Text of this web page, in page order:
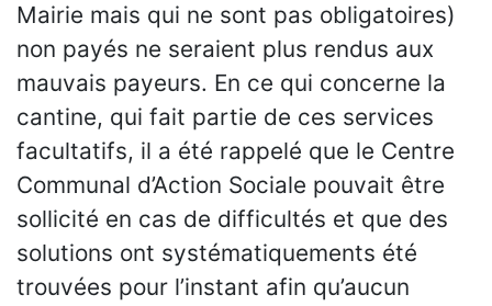
Mairie mais qui ne sont pas obligatoires)
non payés ne seraient plus rendus aux
mauvais payeurs. En ce qui concerne la
cantine, qui fait partie de ces services
facultatifs, il a été rappelé que le Centre
Communal d’Action Sociale pouvait être
sollicité en cas de difficultés et que des
solutions ont systématiquements été
trouvées pour l’instant afin qu’aucun